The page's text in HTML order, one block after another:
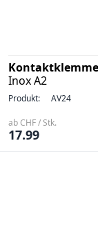
Inox A2
Produkt: AV24
ab CHF / Stk.
17.99